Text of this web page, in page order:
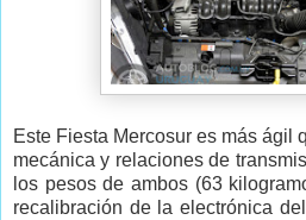
Este Fiesta Mercosur es más ágil
mecánica y relaciones de
los pesos de ambos (63
recalibración de la electrónica